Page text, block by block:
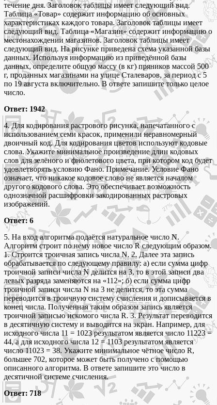
течение дня. Заголовок таблицы имеет следующий вид.
Таблица «Товар» содержит информацию об основных
характеристиках каждого товара. Заголовок таблицы имеет
следующий вид. Таблица «Магазин» содержит информацию о
местонахождении магазинов. Заголовок таблицы имеет
следующий вид. На рисунке приведена схема указанной базы
данных. Используя информацию из приведённой базы
данных, определите общую массу (в кг) пряников массой 500
г, проданных магазинами на улице Сталеваров, за период с 5
по 19 августа включительно. В ответе запишите только целое
число.
Ответ: 1942
4. Для кодирования растрового рисунка, напечатанного с
использованием семи красок, применили неравномерный
двоичный код. Для кодирования цветов используют кодовые
слова. Укажите минимальное произведение длин кодовых
слов для зелёного и фиолетового цвета, при котором код будет
удовлетворять условию Фано. Примечание. Условие Фано
означает, что никакое кодовое слово не является началом
другого кодового слова. Это обеспечивает возможность
однозначной расшифровки закодированных растровых
изображений.
Ответ: 6
5. На вход алгоритма подаётся натуральное число N.
Алгоритм строит по нему новое число R следующим образом.
1. Строится троичная запись числа N. 2. Далее эта запись
обрабатывается по следующему правилу: а) если сумма цифр
троичной записи числа N делится на 3, то в этой записи два
левых разряда заменяются на «112»; б) если сумма цифр
троичной записи числа N на 3 не делится, то эта сумма
переводится в троичную систему счисления и дописывается в
конец числа. Полученная таким образом запись является
троичной записью искомого числа R. 3. Результат переводится
в десятичную систему и выводится на экран. Например, для
исходного числа 11 = 1023 результатом является число 11223 =
44, а для исходного числа 12 = 1103 результатом является
число 11023 = 38. Укажите минимальное чётное число R,
большее 702, которое может быть получено с помощью
описанного алгоритма. В ответе запишите это число в
десятичной системе счисления.
Ответ: 718